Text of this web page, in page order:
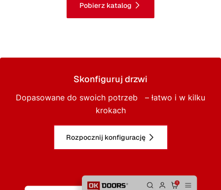
Pobierz katalog
Skonfiguruj drzwi
Dopasowane do swoich potrzeb – łatwo i w kilku
krokach
Rozpocznij konfigurację